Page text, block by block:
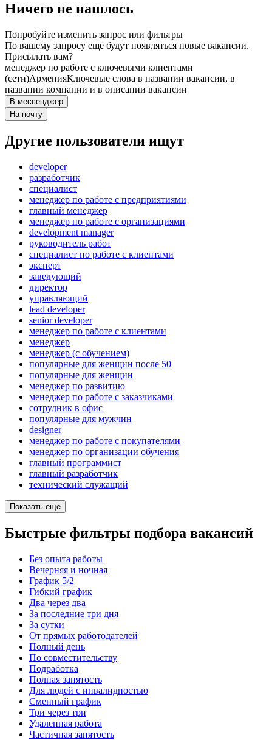
Ничего не нашлось
Попробуйте изменить запрос или фильтры
По вашему запросу ещё будут появляться новые вакансии.
Присылать вам?
менеджер по работе с ключевыми клиентами
(сети)АрменияКлючевые слова в названии вакансии, в
названии компании и в описании вакансии
В мессенджер
На почту
Другие пользователи ищут
developer
разработчик
специалист
менеджер по работе с предприятиями
главный менеджер
менеджер по работе с организациями
development manager
руководитель работ
специалист по работе с клиентами
эксперт
заведующий
директор
управляющий
lead developer
senior developer
менеджер по работе с клиентами
менеджер
менеджер (с обучением)
популярные для женщин после 50
популярные для женщин
менеджер по развитию
менеджер по работе с заказчиками
сотрудник в офис
популярные для мужчин
designer
менеджер по работе с покупателями
менеджер по организации обучения
главный программист
главный разработчик
технический служащий
Показать ещё
Быстрые фильтры подбора вакансий
Без опыта работы
Вечерняя и ночная
График 5/2
Гибкий график
Два через два
За последние три дня
За сутки
От прямых работодателей
Полный день
По совместительству
Подработка
Полная занятость
Для людей с инвалидностью
Сменный график
Три через три
Удаленная работа
Частичная занятость